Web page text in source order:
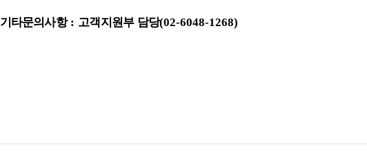
기타문의사항 : 고객지원부 담당(02-6048-1268)